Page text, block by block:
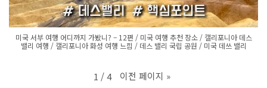
미국 서부 여행 어디까지 가봤니? – 12편 / 미국 여행 추천 장소 / 캘리포니아 데스
밸리 여행 / 캘리포니아 화성 여행 느낌 / 데스 밸리 국립 공원 / 미국 데쓰 밸리
1 / 4 이전 페이지 »